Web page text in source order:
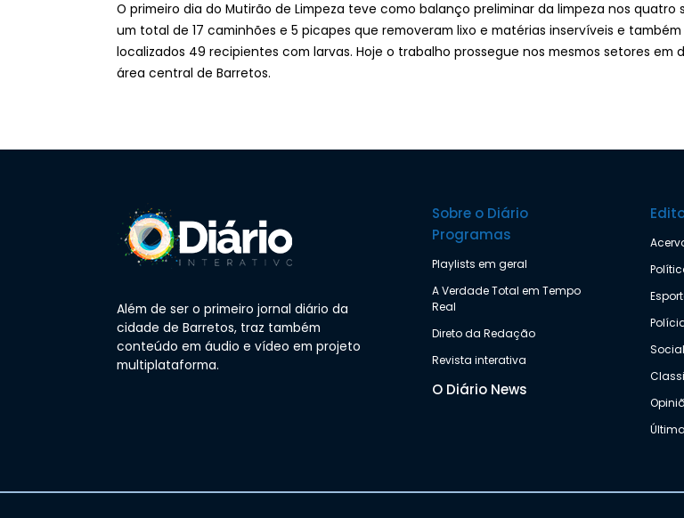
O primeiro dia do Mutirão de Limpeza teve como balanço preliminar da limpeza nos quatro
um total de 17 caminhões e 5 picapes que removeram lixo e matérias inservíveis e
localizados 49 recipientes com larvas. Hoje o trabalho prossegue nos mesmos setores em
área central de Barretos.
Além de ser o primeiro jornal diário da
cidade de Barretos, traz também
conteúdo em áudio e vídeo em projeto
multiplataforma.
Sobre o Diário
Programas
Playlists em geral
A Verdade Total em Tempo
Real
Direto da Redação
Revista interativa
O Diário News